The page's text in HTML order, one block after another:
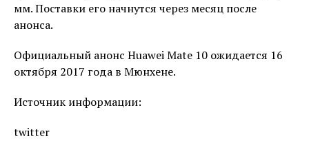
мм. Поставки его начнутся через месяц после
анонса.
Официальный анонс Huawei Mate 10 ожидается 16
октября 2017 года в Мюнхене.
Источник информации:
twitter